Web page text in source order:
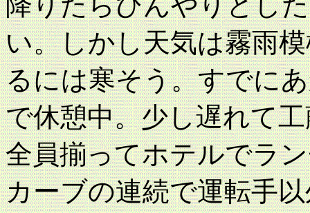
い。しかし天気は霧雨
るには寒そう。すでに
で休憩中。少し遅れて
全員揃ってホテルでラ
カーブの連続で運転手